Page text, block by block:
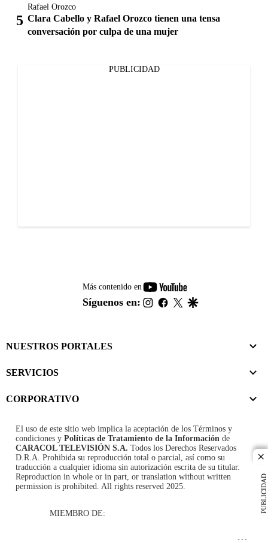
PUBLICIDAD
Rafael Orozco
Clara Cabello y Rafael Orozco tienen una tensa
conversación por culpa de una mujer
PUBLICIDAD
Más contenido en
youtube-
footer
Síguenos en: instagram
facebook
twitter
NUESTROS PORTALES
SERVICIOS
CORPORATIVO
El uso de este sitio web implica la aceptación de los Términos y
condiciones y Políticas de Tratamiento de la Información de
CARACOL TELEVISIÓN S.A. Todos los Derechos Reservados
D.R.A. Prohibida su reproducción total o parcial, así como su
traducción a cualquier idioma sin autorización escrita de su titular.
Reproduction in whole or in part, or translation without written
permission is prohibited. All rights reserved 2025.
MIEMBRO DE: